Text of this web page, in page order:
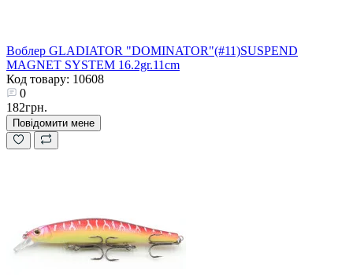
Воблер GLADIATOR "DOMINATOR"(#11)SUSPEND
MAGNET SYSTEM 16.2gr.11cm
Код товару: 10608
0
182грн.
Повідомити мене